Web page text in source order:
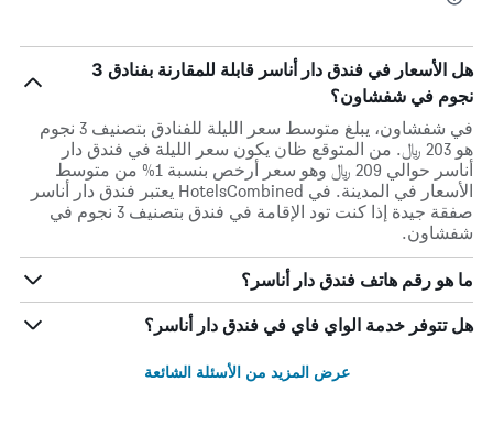
هل الأسعار في فندق دار أناسر قابلة للمقارنة بفنادق 3
نجوم في شفشاون؟
في شفشاون، يبلغ متوسط ​​سعر الليلة للفنادق بتصنيف 3 نجوم
هو 203 ﷼. من المتوقع ظان يكون سعر الليلة في فندق دار
أناسر حوالي 209 ﷼ وهو سعر أرخص بنسبة 1% من متوسط
الأسعار في المدينة. في HotelsCombined يعتبر فندق دار أناسر
صفقة جيدة إذا كنت تود الإقامة في فندق بتصنيف 3 نجوم في
شفشاون.
ما هو رقم هاتف فندق دار أناسر؟
هل تتوفر خدمة الواي فاي في فندق دار أناسر؟
عرض المزيد من الأسئلة الشائعة